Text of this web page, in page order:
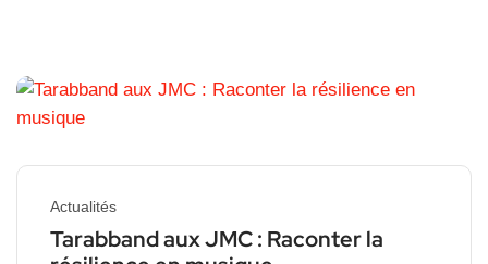
Actualités
Tarabband aux JMC : Raconter la